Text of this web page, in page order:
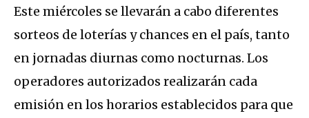
Este miércoles se llevarán a cabo diferentes
sorteos de loterías y chances en el país, tanto
en jornadas diurnas como nocturnas. Los
operadores autorizados realizarán cada
emisión en los horarios establecidos para que